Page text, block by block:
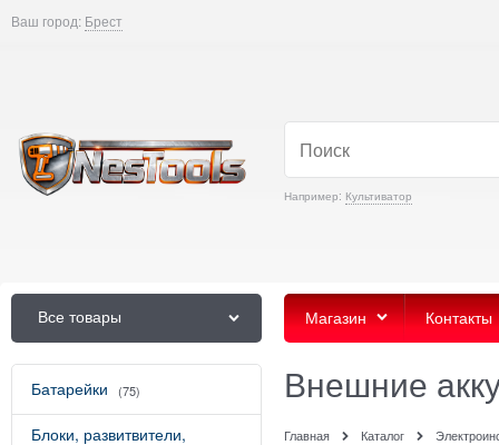
Ваш город: Брест
Например: Культиватор
Все товары Магазин Контакты
Батарейки (75)
Блоки, развитвители,
Внешние
Главная Каталог